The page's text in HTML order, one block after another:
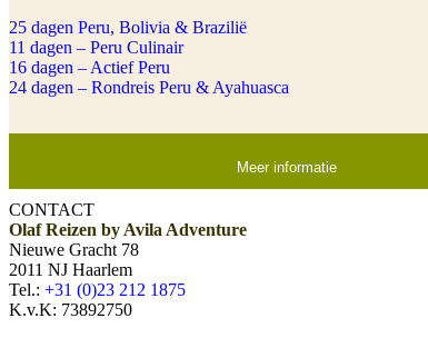
25 dagen Peru, Bolivia & Brazilië
11 dagen – Peru Culinair
16 dagen – Actief Peru
24 dagen – Rondreis Peru & Ayahuasca
Meer informatie
CONTACT
Olaf Reizen by Avila Adventure
Nieuwe Gracht 78
2011 NJ Haarlem
Tel.: +31 (0)23 212 1875
K.v.K: 73892750